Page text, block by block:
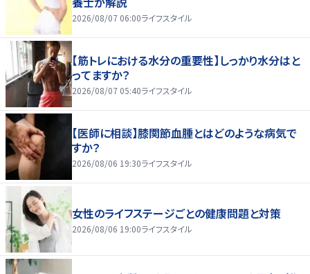
2026/08/07 06:00ライフスタイル
【筋トレにおける水分の重要性】しっかり水分はと
ってますか？
2026/08/07 05:40ライフスタイル
【医師に相談】膝関節血腫とはどのような病気で
すか？
2026/08/06 19:30ライフスタイル
女性のライフステージごとの健康問題と対策
2026/08/06 19:00ライフスタイル